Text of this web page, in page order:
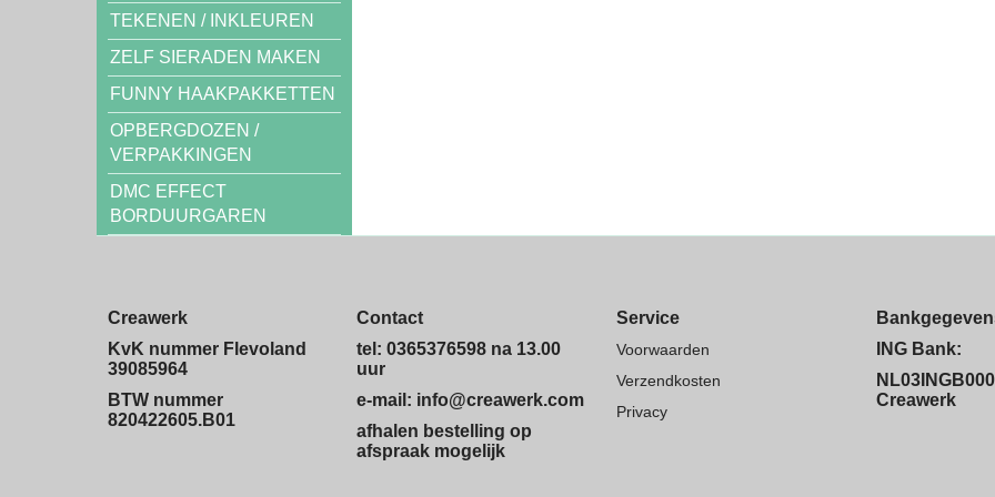
TEKENEN / INKLEUREN
ZELF SIERADEN MAKEN
FUNNY HAAKPAKKETTEN
OPBERGDOZEN /
VERPAKKINGEN
DMC EFFECT
BORDUURGAREN
Creawerk
KvK nummer Flevoland
39085964
BTW nummer
820422605.B01
Contact
tel: 0365376598 na 13.00
uur
e-mail: info@creawerk.com
afhalen bestelling op
afspraak mogelijk
Service
Voorwaarden
Verzendkosten
Privacy
ING Bank:
Creawerk